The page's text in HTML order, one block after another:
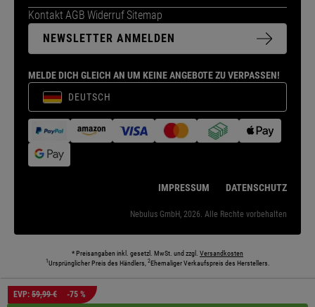
EVP: 59,99 € -75 %
Kontakt AGB Widerruf Sitemap
NEWSLETTER ANMELDEN
MELDE DICH GLEICH AN UM KEINE ANGEBOTE ZU VERPASSEN!
DEUTSCH
IMPRESSUM DATENSCHUTZ
Nebulus GmbH, 2026. Alle Rechte vorbehalten
* Preisangaben inkl. gesetzl. MwSt. und zzgl. Versandkosten
1Ursprünglicher Preis des Händlers, 2Ehemaliger Verkaufspreis des Herstellers.
Die abgebildeten Models und Umgebungen können teilweise KI-generiert sein. Die
dargestellten Produkte entsprechen den angebotenen Artikeln.